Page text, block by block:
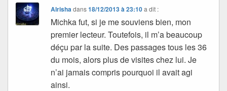
Alrisha dans18/12/2013 à 23:10 a dit :
Michka fut, si je me souviens bien, mon
premier lecteur. Toutefois, il m’a beaucoup
déçu par la suite. Des passages tous les 36
du mois, alors plus de visites chez lui. Je
n’ai jamais compris pourquoi il avait agi
ainsi.